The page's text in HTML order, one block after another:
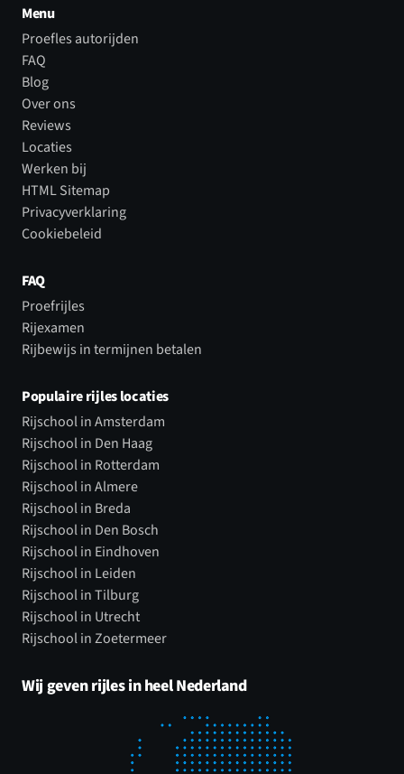
Menu
Proefles autorijden
FAQ
Blog
Over ons
Reviews
Locaties
Werken bij
HTML Sitemap
Privacyverklaring
Cookiebeleid
FAQ
Proefrijles
Rijexamen
Rijbewijs in termijnen betalen
Populaire rijles locaties
Rijschool in Amsterdam
Rijschool in Den Haag
Rijschool in Rotterdam
Rijschool in Almere
Rijschool in Breda
Rijschool in Den Bosch
Rijschool in Eindhoven
Rijschool in Leiden
Rijschool in Tilburg
Rijschool in Utrecht
Rijschool in Zoetermeer
Wij geven rijles in heel Nederland